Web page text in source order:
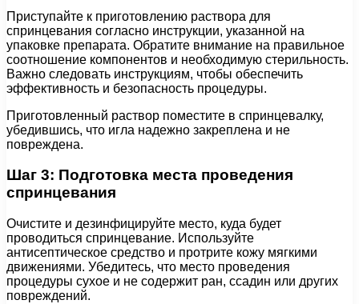
Приступайте к приготовлению раствора для
спринцевания согласно инструкции, указанной на
упаковке препарата. Обратите внимание на правильное
соотношение компонентов и необходимую стерильность.
Важно следовать инструкциям, чтобы обеспечить
эффективность и безопасность процедуры.
Приготовленный раствор поместите в спринцевалку,
убедившись, что игла надежно закреплена и не
повреждена.
Шаг 3: Подготовка места проведения
спринцевания
Очистите и дезинфицируйте место, куда будет
проводиться спринцевание. Используйте
антисептическое средство и протрите кожу мягкими
движениями. Убедитесь, что место проведения
процедуры сухое и не содержит ран, ссадин или других
повреждений.